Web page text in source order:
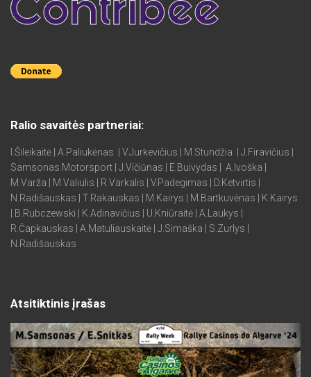
Ralio savaitės partneriai:
I.Šileikaitė | A.Paliukėnas | V.Jurkevičius | M.Stundžia | J.Firavičius |
Samsonas Motorsport | J.Vičiūnas | E.Buivydas | A.Ivoška |
M.Varža | M.Valiulis | R.Varkalis | V.Padegimas | D.Ketvirtis |
N.Radišauskas | T.Rakauskas | M.Kairys | M.Bartkuvėnas | K.Kairys
| B.Rubczewski | K.Adinavičius | U.Kniūraitė | A.Laukys |
R.Čapkauskas | A.Matuliauskaitė | J.Simaška | S.Zurlys |
N.Radišauskas
Atsitiktinis įrašas